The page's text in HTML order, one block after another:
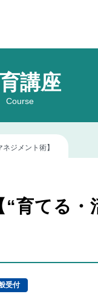
講座
Course
ジメント術】
育てる・
受付